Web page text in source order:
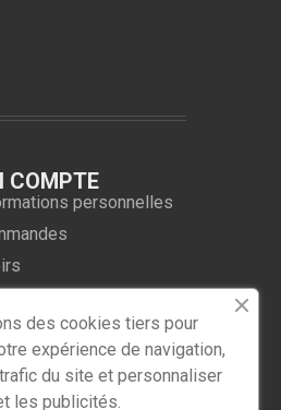
COMPTE
personnelles
de réduction
des cookies tiers pour
expérience de navigation,
du site et personnaliser
les publicités.